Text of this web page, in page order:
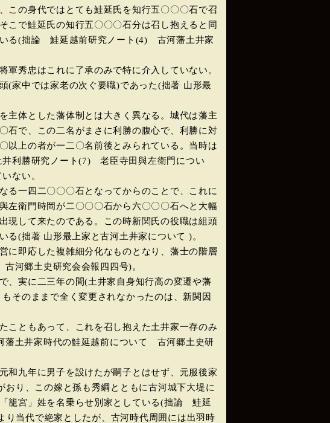
の身代ではとても鮭延氏を知行五〇〇〇石で召
こで鮭延氏の知行五〇〇〇石分は召し抱えると同
いる(拙論 鮭延越前研究ノート(4) 古河藩土井家
秀忠はこれに了承のみで特に介入していない。
(家中では家老の次ぐ要職)であった(拙著 山形最
体とした藩体制とは大きく異なる。城代は藩主
石で、この二名がまさに利勝の腹心で、利勝に対
以上の者が一二〇名前後とみられている。当時は
利勝研究ノート(7) 老臣寺田與左衛門につい
ない。
一四二〇〇〇石となってからのことで、これに
左衛門時岡が二〇〇〇石から六〇〇〇石へと大幅
現して来たのである。この時新関氏の役職は組頭
る(拙著 山形最上家と古河土井家について )。
即応した複雑細分化なものとなり、藩士の階層
河郷土史研究会会報四四号)。
、実に二三年の間(土井家自身知行高の変遷や藩
そのままで全く変更されなかったのは、新関因
ともあって、これを召し抱えた土井家一存のみ
土井家時代の鮭延越前について 古河郷土史研
九年に男子を設けたが嗣子とはせず、元服後家
り、この嫁と孫も秀綱とともに古河城下大堤に
籠宮」姓を名乗らせ別家としている(拙論 鮭延
当代で絶家としたが、古河時代周囲には出羽時